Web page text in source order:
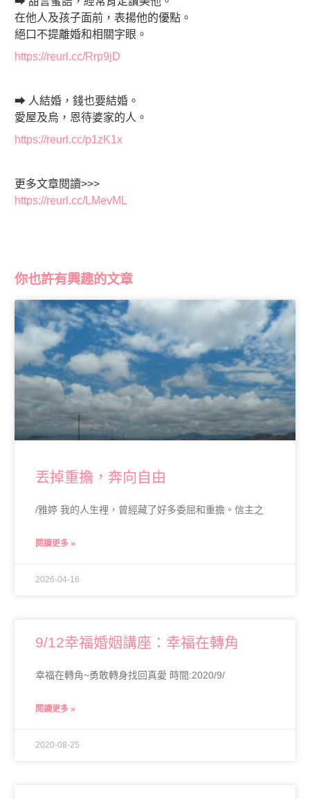
在他人及孩子面前，表揚他的優點。
絕口不提離婚和相關字眼。
https://reurl.cc/Rrp9jD
➡ 人結婚，錢也要結婚。
愛屋及烏，恩待婆家的人。
https://reurl.cc/p1zK1x
更多文章閱讀>>>
https://reurl.cc/LMevML
你也許有興趣的文章
丟掉重擔，奔向自由
/雅婷 我的人生裡，曾經藏了好多委屈和重擔。信主之
閱讀更多 »
2026-04-16
9/12幸福婚姻講座：幸福在轉角
幸福在轉角~勇敢轉身找回真愛 時間:2020/9/
閱讀更多 »
2020-08-25